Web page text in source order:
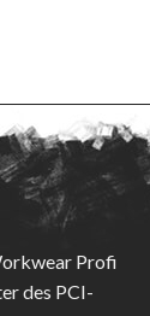
Profi
des PCI-